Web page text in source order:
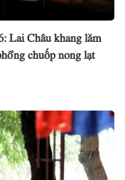
Lai Châu khang lăm
chuốp nong lạt